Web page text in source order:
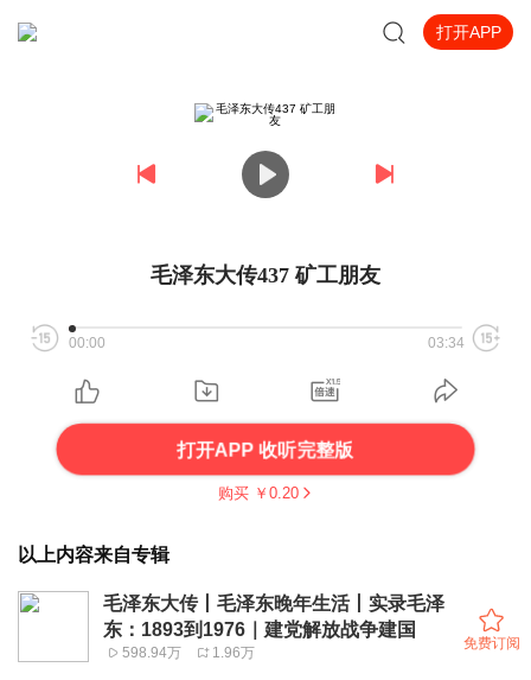
打开APP
毛泽东大传437 矿工朋友
00:00 03:34
打开APP 收听完整版
购买 ￥ 0.20
以上内容来自专辑
毛泽东大传丨毛泽东晚年生活丨实录毛泽
东：1893到1976｜建党解放战争建国
598.94万 1.96万
免费订阅